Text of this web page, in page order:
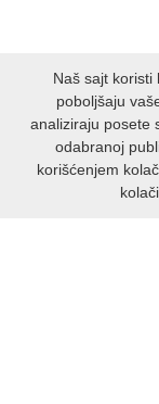
Naš sajt koristi
poboljšaju
analiziraju posete
odabranoj
korišćenjem